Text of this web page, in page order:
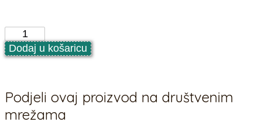
Folijski
balon
Boy
Dodaj u košaricu
Podjeli ovaj proizvod na društvenim
mrežama